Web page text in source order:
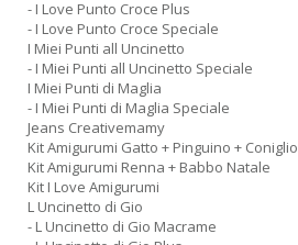
- I Love Punto Croce Plus
- I Love Punto Croce Speciale
I Miei Punti all Uncinetto
- I Miei Punti all Uncinetto Speciale
I Miei Punti di Maglia
- I Miei Punti di Maglia Speciale
Jeans Creativemamy
Kit Amigurumi Gatto + Pinguino + Coniglio
Kit Amigurumi Renna + Babbo Natale
Kit I Love Amigurumi
L Uncinetto di Gio
- L Uncinetto di Gio Macrame